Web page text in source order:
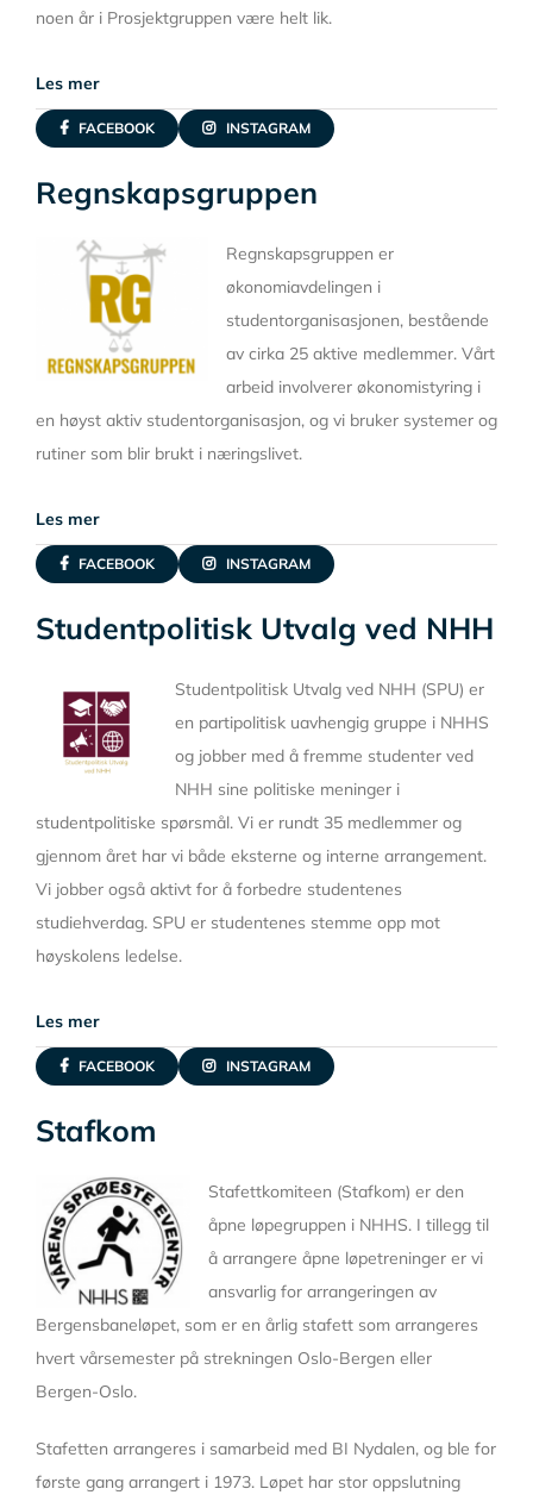
noen år i Prosjektgruppen være helt lik.
Les mer
FACEBOOK INSTAGRAM
Regnskapsgruppen
Regnskapsgruppen er
økonomiavdelingen i
studentorganisasjonen, bestående
av cirka 25 aktive medlemmer. Vårt
arbeid involverer økonomistyring i
en høyst aktiv studentorganisasjon, og vi bruker systemer og
rutiner som blir brukt i næringslivet.
Les mer
FACEBOOK INSTAGRAM
Studentpolitisk Utvalg ved NHH
Studentpolitisk Utvalg ved NHH (SPU) er
en partipolitisk uavhengig gruppe i NHHS
og jobber med å fremme studenter ved
NHH sine politiske meninger i
studentpolitiske spørsmål. Vi er rundt 35 medlemmer og
gjennom året har vi både eksterne og interne arrangement.
Vi jobber også aktivt for å forbedre studentenes
studiehverdag. SPU er studentenes stemme opp mot
høyskolens ledelse.
Les mer
FACEBOOK INSTAGRAM
Stafkom
Stafettkomiteen (Stafkom) er den
åpne løpegruppen i NHHS. I tillegg til
å arrangere åpne løpetreninger er vi
ansvarlig for arrangeringen av
Bergensbaneløpet, som er en årlig stafett som arrangeres
hvert vårsemester på strekningen Oslo-Bergen eller
Bergen-Oslo.
Stafetten arrangeres i samarbeid med BI Nydalen, og ble for
første gang arrangert i 1973. Løpet har stor oppslutning